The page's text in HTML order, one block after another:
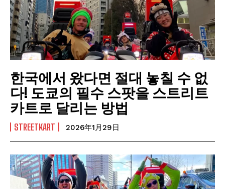
한국에서 왔다면 절대 놓칠 수 없
다! 도쿄의 필수 스팟을 스트리트
카트로 달리는 방법
STREETKART 2026年1月29日